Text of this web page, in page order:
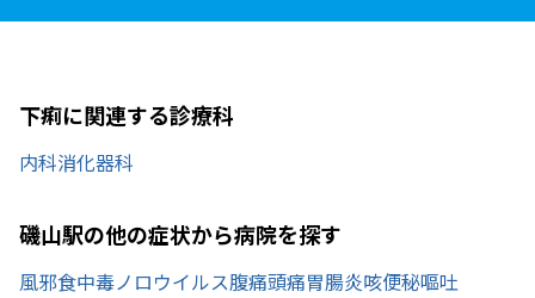
下痢に関連する診療科
内科消化器科
磯山駅の他の症状から病院を探す
風邪食中毒ノロウイルス腹痛頭痛胃腸炎咳便秘嘔吐